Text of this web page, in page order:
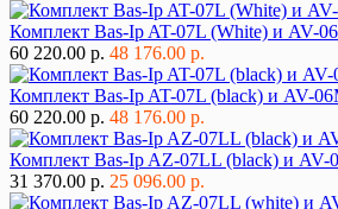
Комплект Bas-Ip AT-07L (White) и AV-
60 220.00 р. 48 176.00 р.
Комплект Bas-Ip AT-07L (black) и AV-
60 220.00 р. 48 176.00 р.
Комплект Bas-Ip AZ-07LL (black) и AV-
31 370.00 р. 25 096.00 р.